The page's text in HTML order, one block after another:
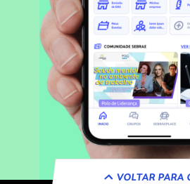
VOLTAR PARA